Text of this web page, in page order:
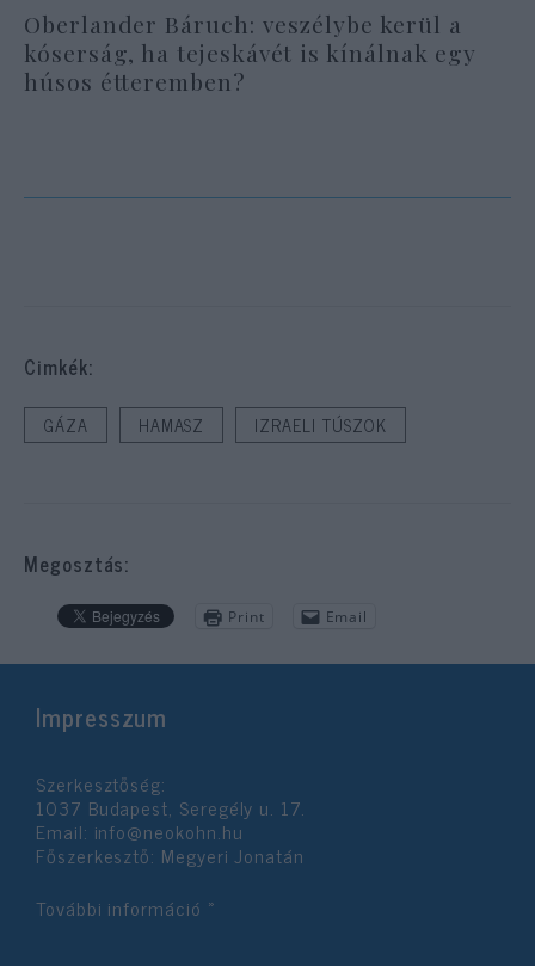
Oberlander Báruch: veszélybe kerül a
kóserság, ha tejeskávét is kínálnak egy
húsos étteremben?
Cimkék:
GÁZA HAMASZ IZRAELI TÚSZOK
Megosztás:
Print Email
Impresszum
Szerkesztőség:
1037 Budapest, Seregély u. 17.
Email: info@neokohn.hu
Főszerkesztő: Megyeri Jonatán
További információ »